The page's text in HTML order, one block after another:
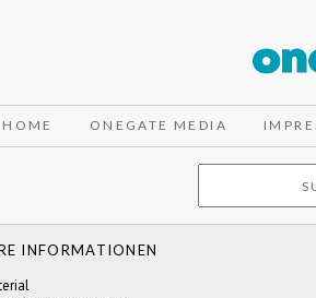
HOME ONEGATE MEDIA
INFORMATIONEN